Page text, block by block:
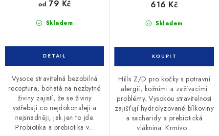
Skladem
od 79 Kč
Vysoce stravitelná bezobilná
receptura, bohatá na nezbytné
živiny zajistí, že se živiny
vstřebají co nejdokonaleji a
nejsnadněji, jak jen to jde.
Probiotika a prebiotika v...
Skladem
616 Kč
Hills Z/D pro kočky s potravní
alergií, kožními a zažívacími
problémy. Vysokou stravitelnost
zajišťují hydrolyzované bílkoviny
a sacharidy a prebiotická
vláknina. Krmivo...